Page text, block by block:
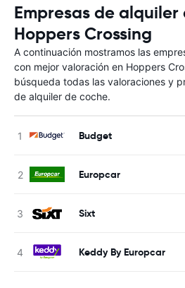
Empresas de alquiler
Hoppers Crossing
A continuación mostramos las
con mejor valoración en Hoppers
búsqueda todas las valoraciones y
de alquiler de coche.
Budget
Europcar
Sixt
Keddy By Europcar